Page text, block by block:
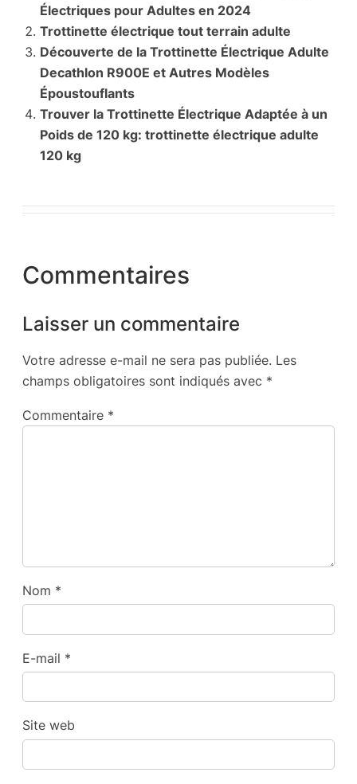
Électriques pour Adultes en 2024
Trottinette électrique tout terrain adulte
Découverte de la Trottinette Électrique Adulte
Decathlon R900E et Autres Modèles
Époustouflants
Trouver la Trottinette Électrique Adaptée à un
Poids de 120 kg: trottinette électrique adulte
120 kg
Commentaires
Laisser un commentaire
Votre adresse e-mail ne sera pas publiée. Les
champs obligatoires sont indiqués avec *
Commentaire *
Nom *
E-mail *
Site web